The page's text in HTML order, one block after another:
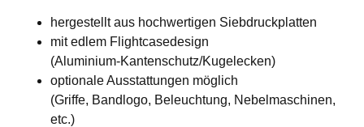
hergestellt aus hochwertigen Siebdruckplatten
mit edlem Flightcasedesign
(Aluminium-Kantenschutz/Kugelecken)
optionale Ausstattungen möglich
(Griffe, Bandlogo, Beleuchtung, Nebelmaschinen,
etc.)